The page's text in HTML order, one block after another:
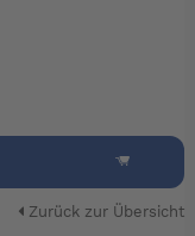
Zurück zur Übersicht